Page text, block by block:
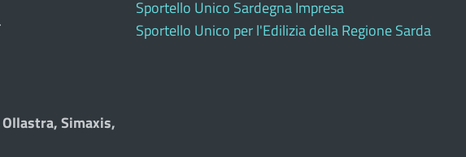
Simaxis,
Sportello Unico Sardegna Impresa
Sportello Unico per l'Edilizia della Regione Sarda